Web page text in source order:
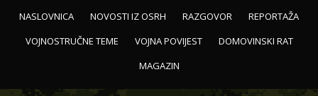
NASLOVNICA NOVOSTI IZ OSRH RAZGOVOR
REPORTAŽA
VOJNOSTRUČNE TEME
VOJNA POVIJEST
DOMOVINSKI RAT
MAGAZIN